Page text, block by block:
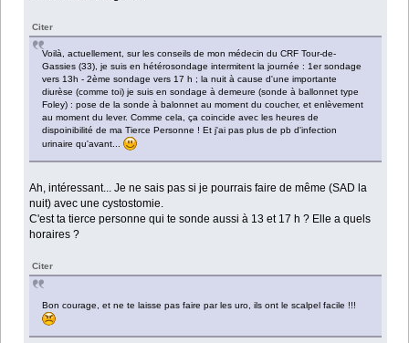
Citer
Voilà, actuellement, sur les conseils de mon médecin du CRF Tour-de-
Gassies (33), je suis en hétérosondage intermitent la journée : 1er sondage
vers 13h - 2ème sondage vers 17 h ; la nuit à cause d'une importante
diurèse (comme toi) je suis en sondage à demeure (sonde à ballonnet type
Foley) : pose de la sonde à balonnet au moment du coucher, et enlèvement
au moment du lever. Comme cela, ça coincide avec les heures de
dispoinibilité de ma Tierce Personne ! Et j'ai pas plus de pb d'infection
urinaire qu'avant...
Ah, intéressant... Je ne sais pas si je pourrais faire de même (SAD la
nuit) avec une cystostomie.
C'est ta tierce personne qui te sonde aussi à 13 et 17 h ? Elle a quels
horaires ?
Citer
Bon courage, et ne te laisse pas faire par les uro, ils ont le scalpel facile !!!